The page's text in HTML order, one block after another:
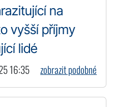
na
vyšší příjmy
lidé
16:35 zobrazit podobné